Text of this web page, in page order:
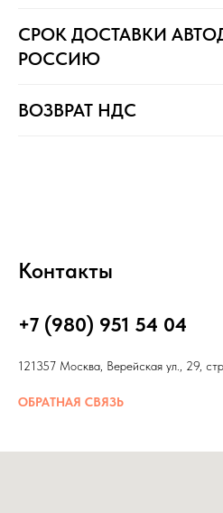
СРОК ДОСТАВКИ
РОССИЮ
ВОЗВРАТ НДС
Контакты
+7 (980) 951 54 04
121357 Москва, Верейская ул., 29,
ОБРАТНАЯ СВЯЗЬ